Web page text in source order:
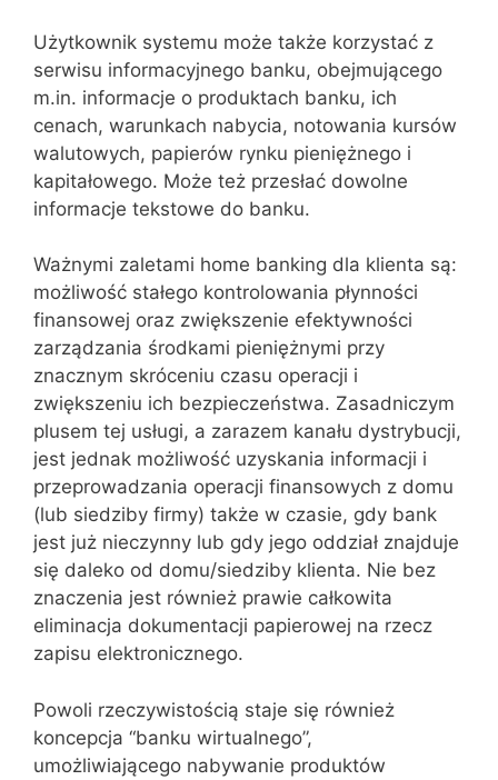
Użytkownik systemu może także korzystać z
serwisu informacyjnego banku, obejmującego
m.in. informacje o produktach banku, ich
cenach, warunkach nabycia, notowania kursów
walutowych, papierów rynku pieniężnego i
kapitałowego. Może też przesłać dowolne
informacje tekstowe do banku.
Ważnymi zaletami home banking dla klienta są:
możliwość stałego kontrolowania płynności
finansowej oraz zwiększenie efektywności
zarządzania środkami pieniężnymi przy
znacznym skróceniu czasu operacji i
zwiększeniu ich bezpieczeństwa. Zasadniczym
plusem tej usługi, a zarazem kanału dystrybucji,
jest jednak możliwość uzyskania informacji i
przeprowadzania operacji finansowych z domu
(lub siedziby firmy) także w czasie, gdy bank
jest już nieczynny lub gdy jego oddział znajduje
się daleko od domu/siedziby klienta. Nie bez
znaczenia jest również prawie całkowita
eliminacja dokumentacji papierowej na rzecz
zapisu elektronicznego.
Powoli rzeczywistością staje się również
koncepcja “banku wirtualnego”,
umożliwiającego nabywanie produktów